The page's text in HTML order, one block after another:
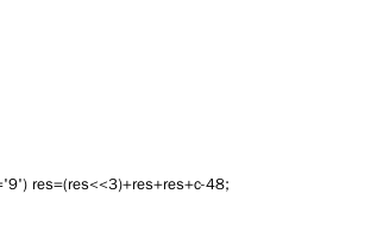
res=(res<<3)+res+res+c-48;